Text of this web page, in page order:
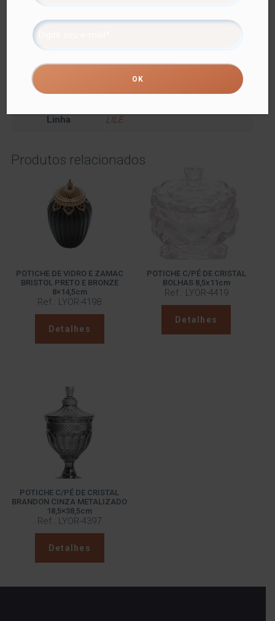
Informação adicional
Dimensões
Marca Lyor
Linha LILE
Produtos relacionados
POTICHE DE VIDRO E ZAMAC
BRISTOL PRETO E BRONZE
8×14,5cm
Ref.: LYOR-4198
Detalhes
POTICHE C/PÉ DE CRISTAL
BOLHAS 8,5x11cm
Ref.: LYOR-4419
Detalhes
POTICHE C/PÉ DE CRISTAL
BRANDON CINZA METALIZADO
18,5×38,5cm
Ref.: LYOR-4397
Detalhes